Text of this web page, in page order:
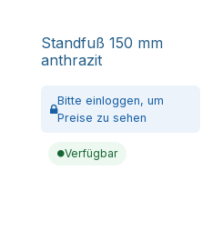
Standfuß 150 mm
anthrazit
Bitte einloggen, um
Preise zu sehen
Verfügbar